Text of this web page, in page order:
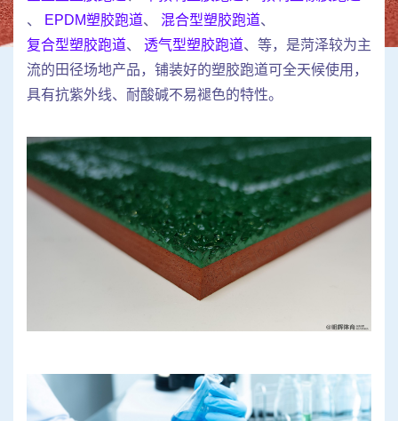
、
EPDM塑胶跑道、 混合型塑胶跑道、
复合型塑胶跑道、 透气型塑胶跑道、等，是菏泽较为主
流的田径场地产品，铺装好的塑胶跑道可全天候使用，
具有抗紫外线、耐酸碱不易褪色的特性。